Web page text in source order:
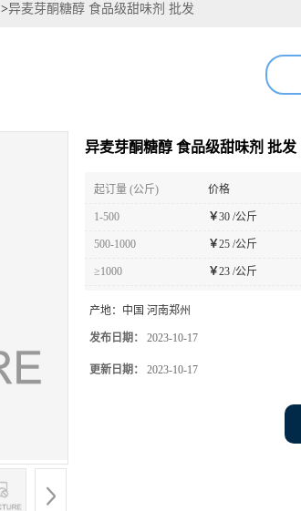
>异麦芽酮糖醇 食品级甜味剂 批发
异麦芽酮糖醇 食品级甜味剂 批发
起订量 (公斤) 价格
1-500 ￥30 /公斤
500-1000 ￥25 /公斤
≥1000 ￥23 /公斤
产地： 中国 河南郑州
发布日期： 2023-10-17
更新日期： 2023-10-17